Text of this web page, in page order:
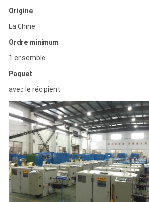
Origine
La Chine
Ordre minimum
1 ensemble
Paquet
avec le récipient